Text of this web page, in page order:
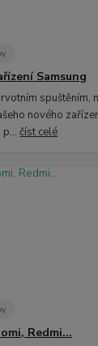
Samsung
spuštěním,
nového
p...číst celé
Redmi...